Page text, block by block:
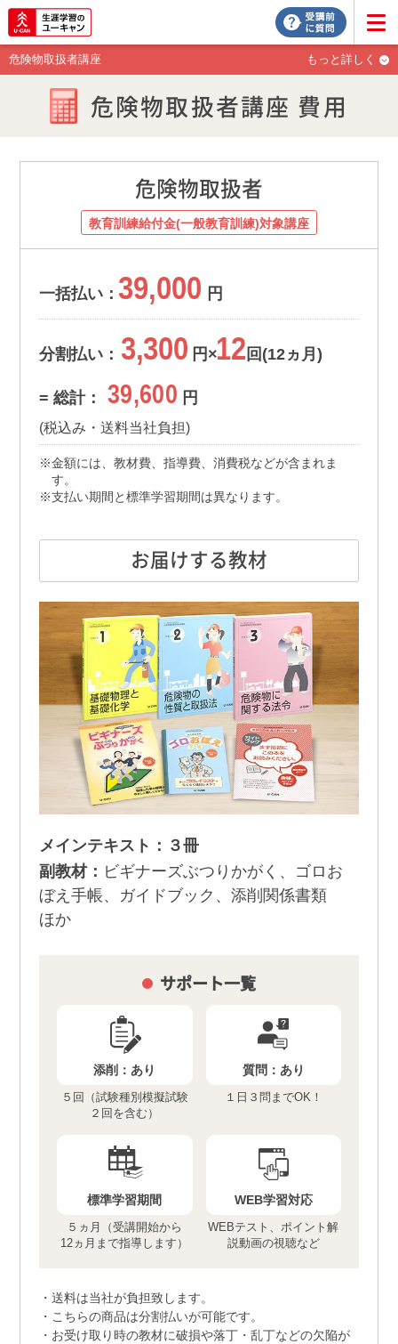
危険物取扱者講座 もっと詳しく
危険物取扱者講座 費用
危険物取扱者
教育訓練給付金(一般教育訓練)対象講座
一括払い：39,000 円
分割払い： 3,300 円×12 回(12ヵ月)
= 総計： 39,600 円
(税込み・送料当社負担)
金額には、教材費、指導費、消費税などが含まれま
す。
支払い期間と標準学習期間は異なります。
お届けする教材
メインテキスト：３冊
副教材： ビギナーズぶつりかがく、ゴロお
ぼえ手帳、ガイドブック、添削関係書類
ほか
サポート一覧
添削： あり
５回（試験種別模擬試験
２回を含む）
質問： あり
１日３問までOK！
標準学習期間
５ヵ月（受講開始から
12ヵ月まで指導します）
WEB学習対応
WEBテスト、ポイント解
説動画の視聴など
送料は当社が負担致します。
こちらの商品は分割払いが可能です。
お受け取り時の教材に破損や落丁・乱丁などの欠陥が